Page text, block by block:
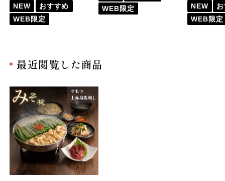
NEW
おすすめ
WEB限定
WEB限定
NEW
WEB限定
最近閲覧した商品